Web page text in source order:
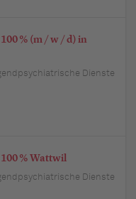
% (m / w / d) in
Dienste
% Wattwil
Dienste